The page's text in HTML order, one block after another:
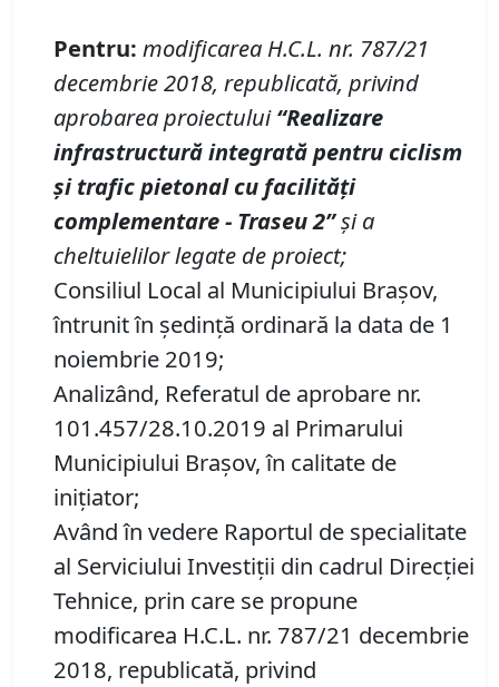
Pentru: modificarea H.C.L. nr. 787/21
decembrie2018, republicată, privind
aprobareaproiectului “Realizare
infrastructură integrată pentru ciclism
şi trafic pietonal cu facilităţi
complementare- Traseu2”și a
cheltuielilor legate de proiect;
Consiliul Local al Municipiului Brașov,
întrunit în ședință ordinară la data de 1
noiembrie 2019;
Analizând, Referatul de aprobare nr.
101.457/28.10.2019 al Primarului
Municipiului Braşov, în calitate de
inițiator;
Având în vedere Raportul de specialitate
al Serviciului Investiții din cadrul Direcţiei
Tehnice, prin care se propune
modificarea H.C.L. nr. 787/21 decembrie
2018, republicată, privind